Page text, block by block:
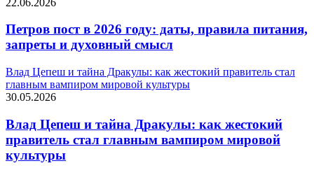
Петров пост в 2026 году: даты, правила питания,
запреты и духовный смысл
Влад Цепеш и тайна Дракулы: как жестокий правитель стал
главным вампиром мировой культуры
30.05.2026
Влад Цепеш и тайна Дракулы: как жестокий
правитель стал главным вампиром мировой
культуры